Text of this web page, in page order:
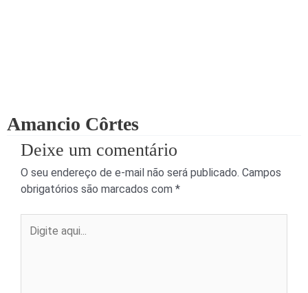
Amancio Côrtes
Deixe um comentário
O seu endereço de e-mail não será publicado. Campos
obrigatórios são marcados com *
aqui...